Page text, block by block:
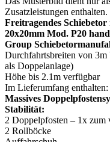
Zusatzleistungen enthalten.
Freitragendes
20x20mm Mod. P20
Group
Durchfahrtsbreiten von
als Doppelanlage)
Höhe bis 2.1m verfügbar
Im Lieferumfang enthalten:
Massives
Stabilität:
2 Doppelpfosten – 1x zum
2 Rollböcke